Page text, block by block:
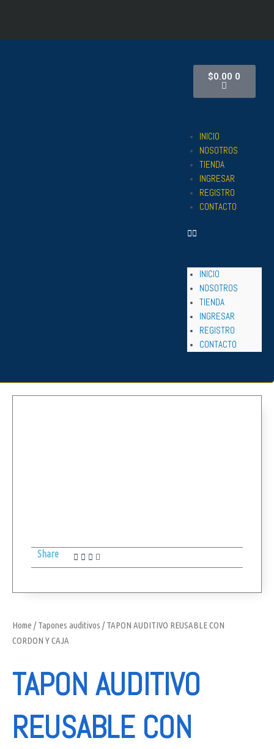
$0.00 0
Cart
INICIO
NOSOTROS
TIENDA
INGRESAR
REGISTRO
CONTACTO
Menu
INICIO
NOSOTROS
TIENDA
INGRESAR
REGISTRO
CONTACTO
Home /Tapones auditivos / TAPON AUDITIVO REUSABLE CON
CORDON Y CAJA
TAPON AUDITIVO
REUSABLE CON
Share